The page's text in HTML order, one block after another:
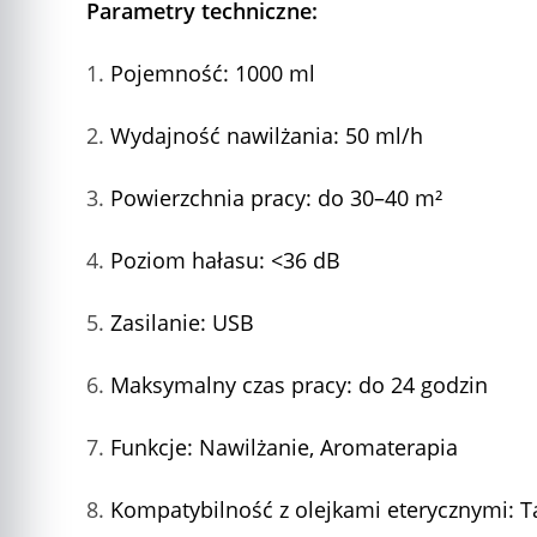
Parametry techniczne:
Pojemność: 1000 ml
Wydajność nawilżania: 50 ml/h
Powierzchnia pracy: do 30–40 m²
Poziom hałasu: <36 dB
Zasilanie: USB
Maksymalny czas pracy: do 24 godzin
Funkcje: Nawilżanie, Aromaterapia
Kompatybilność z olejkami eterycznymi: